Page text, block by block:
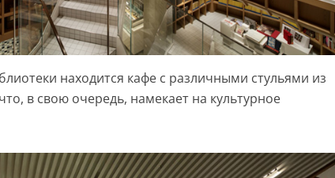
находится кафе с различными стульями из
в свою очередь, намекает на культурное